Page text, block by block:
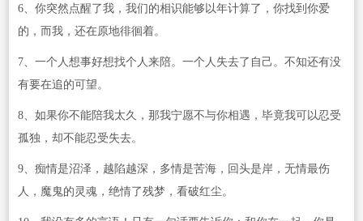
6、你突然点醒了我，我们的相识能够以年计算了，你找到你爱
的，而我，还在原地徘徊着。
7、一个人想事好想找个人来陪。一个人失去了自己。不知还有没
有要在追的可望。
8、如果你不能陪我太久，那我宁愿不与你相遇，毕竟我可以忍受
孤独，却不能忍受失去。
9、痴情是沼泽，越陷越深，多情是苦海，回头是岸，无情最伤
人，魔鬼的灵魂，绝情了残梦，看破红尘。